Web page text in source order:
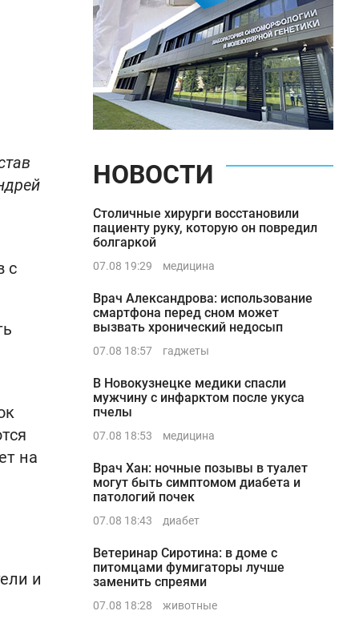
с
на
и
НОВОСТИ
Столичные хирурги восстановили
пациенту руку, которую он повредил
болгаркой
07.08 19:29 медицина
Врач Александрова: использование
смартфона перед сном может
вызвать хронический недосып
07.08 18:57 гаджеты
В Новокузнецке медики спасли
мужчину с инфарктом после укуса
пчелы
07.08 18:53 медицина
Врач Хан: ночные позывы в туалет
могут быть симптомом диабета и
патологий почек
07.08 18:43 диабет
Ветеринар Сиротина: в доме с
питомцами фумигаторы лучше
заменить спреями
07.08 18:28 животные